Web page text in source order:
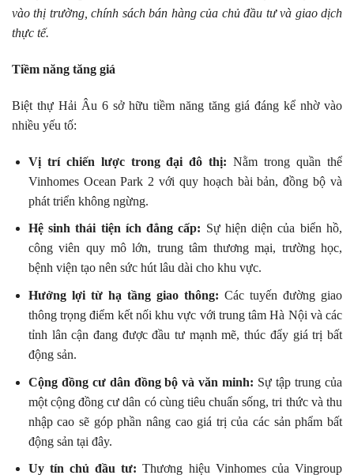
vào thị trường, chính sách bán hàng của chủ đầu tư và giao dịch
thực tế.
Tiềm năng tăng giá
Biệt thự Hải Âu 6 sở hữu tiềm năng tăng giá đáng kể nhờ vào
nhiều yếu tố:
Vị trí chiến lược trong đại đô thị: Nằm trong quần thể
Vinhomes Ocean Park 2 với quy hoạch bài bản, đồng bộ và
phát triển không ngừng.
Hệ sinh thái tiện ích đẳng cấp: Sự hiện diện của biển hồ,
công viên quy mô lớn, trung tâm thương mại, trường học,
bệnh viện tạo nên sức hút lâu dài cho khu vực.
Hưởng lợi từ hạ tầng giao thông: Các tuyến đường giao
thông trọng điểm kết nối khu vực với trung tâm Hà Nội và các
tỉnh lân cận đang được đầu tư mạnh mẽ, thúc đẩy giá trị bất
động sản.
Cộng đồng cư dân đồng bộ và văn minh: Sự tập trung của
một cộng đồng cư dân có cùng tiêu chuẩn sống, tri thức và thu
nhập cao sẽ góp phần nâng cao giá trị của các sản phẩm bất
động sản tại đây.
Uy tín chủ đầu tư: Thương hiệu Vinhomes của Vingroup